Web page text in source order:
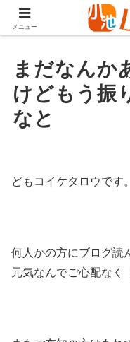
ＪＲ山手線高田馬場駅
まだなんか
けどもう振
なと
どもコイケタロウです。
何人かの方にブログ読
元気なんでご心配なく
メニュー